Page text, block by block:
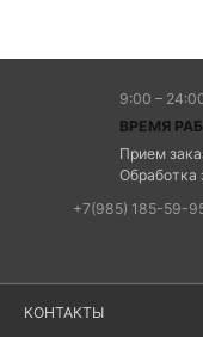
9:00 –
ВРЕМЯ
Прием
Обработка
+7(985) 185-59-
КОНТАКТЫ